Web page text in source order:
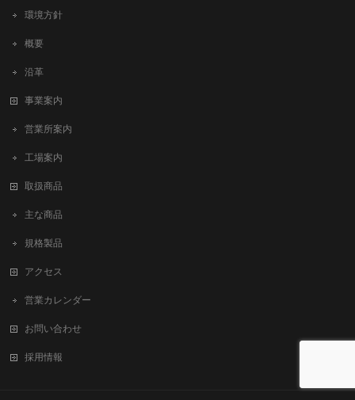
環境方針
概要
沿革
事業案内
営業所案内
工場案内
取扱商品
主な商品
規格製品
アクセス
営業カレンダー
お問い合わせ
採用情報